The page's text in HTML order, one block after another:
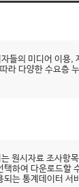
들의 미디어 이용
라 다양한 수요층
원시자료 조사항
하여 다운로드할
는 통계데이터 서